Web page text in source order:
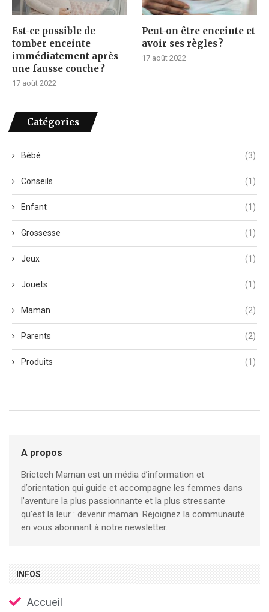
Est-ce possible de
tomber enceinte
immédiatement après
une fausse couche ?
17 août 2022
Peut-on être enceinte et
avoir ses règles ?
17 août 2022
Catégories
Bébé (3)
Conseils (1)
Enfant (1)
Grossesse (1)
Jeux (1)
Jouets (1)
Maman (2)
Parents (2)
Produits (1)
A propos
Brictech Maman est un média d’information et
d’orientation qui guide et accompagne les femmes dans
l’aventure la plus passionnante et la plus stressante
qu’est la leur : devenir maman. Rejoignez la communauté
en vous abonnant à notre newsletter.
INFOS
Accueil